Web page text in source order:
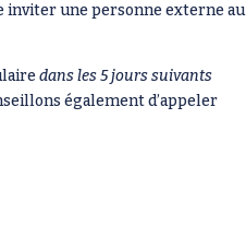
inviter une personne externe au
dans les 5 jours suivants
également d’appeler